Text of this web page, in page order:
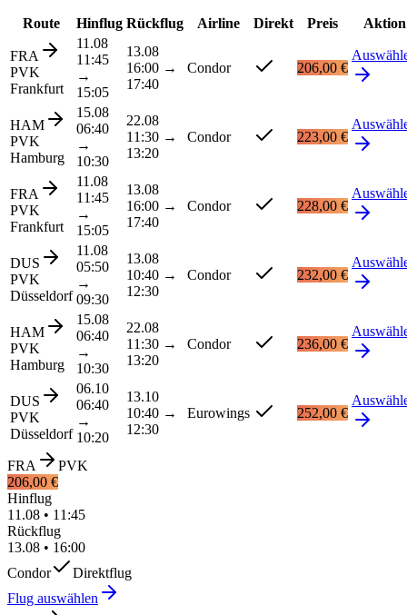
Route Hinflug Rückflug Airline Direkt Preis Aktion
FRA
PVK
Frankfurt
11.08
11:45
→
15:05
13.08
16:00 →
17:40
Condor 206,00 €
HAM
PVK
Hamburg
15.08
06:40
→
10:30
22.08
11:30 →
13:20
Condor 223,00 €
FRA
PVK
Frankfurt
11.08
11:45
→
15:05
13.08
16:00 →
17:40
Condor 228,00 €
DUS
PVK
Düsseldorf
11.08
05:50
→
09:30
13.08
10:40 →
12:30
Condor 232,00 €
HAM
PVK
Hamburg
15.08
06:40
→
10:30
22.08
11:30 →
13:20
Condor 236,00 €
DUS
PVK
Düsseldorf
06.10
06:40
→
10:20
13.10
10:40 →
12:30
Eurowings 252,00 €
FRA
PVK
206,00 €
Hinflug
11.08 • 11:45
Rückflug
13.08 • 16:00
Condor
Direktflug
Flug auswählen